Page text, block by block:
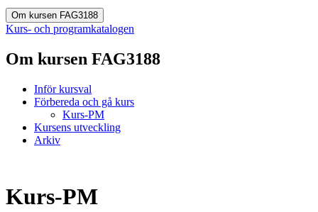
Om kursen FAG3188
Kurs- och programkatalogen
Om kursen FAG3188
Inför kursval
Förbereda och gå kurs
Kurs-PM
Kursens utveckling
Arkiv
Kurs-PM